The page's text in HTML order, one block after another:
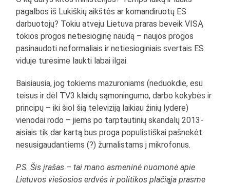
pagalbos iš Lukiškių aikštės ar komandiruotų ES
darbuotojų? Tokiu atveju Lietuva praras beveik VISĄ
tokios progos netiesioginę naudą – naujos progos
pasinaudoti neformaliais ir netiesioginiais svertais ES
viduje turėsime laukti labai ilgai.
Baisiausia, jog tokiems mazuroniams (neduokdie, esu
teisus ir dėl TV3 klaidų sąmoningumo, darbo kokybės ir
principų – iki šiol šią televiziją laikiau žinių lydere)
vienodai rodo – jiems po tarptautinių skandalų 2013-
aisiais tik dar kartą bus proga populistiškai pašnekėt
nesusigaudantiems (?) žurnalistams į mikrofonus.
P.S. Šis įrašas – tai mano asmeninė nuomonė apie
Lietuvos viešosios erdvės ir politikos plačiąja prasme